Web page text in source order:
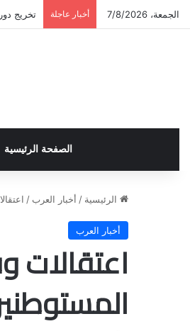
الجمعة، 7/8/2026 أخبار عاجلة تخريج
الصفحة الرئيسية
الرئيسية / أخبار العرب /
أخبار العرب
اعتقالات